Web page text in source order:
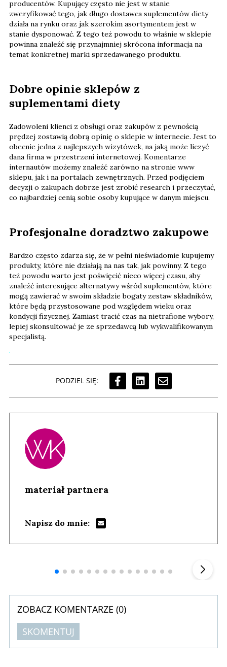
producentów. Kupujący często nie jest w stanie
zweryfikować tego, jak długo dostawca suplementów diety
działa na rynku oraz jak szerokim asortymentem jest w
stanie dysponować. Z tego też powodu to właśnie w sklepie
powinna znaleźć się przynajmniej skrócona informacja na
temat konkretnej marki sprzedawanego produktu.
Dobre opinie sklepów z
suplementami diety
Zadowoleni klienci z obsługi oraz zakupów z pewnością
prędzej zostawią dobrą opinię o sklepie w internecie. Jest to
obecnie jedna z najlepszych wizytówek, na jaką może liczyć
dana firma w przestrzeni internetowej. Komentarze
internautów możemy znaleźć zarówno na stronie www
sklepu, jak i na portalach zewnętrznych. Przed podjęciem
decyzji o zakupach dobrze jest zrobić research i przeczytać,
co najbardziej cenią sobie osoby kupujące w danym miejscu.
Profesjonalne doradztwo zakupowe
Bardzo często zdarza się, że w pełni nieświadomie kupujemy
produkty, które nie działają na nas tak, jak powinny. Z tego
też powodu warto jest poświęcić nieco więcej czasu, aby
znaleźć interesujące alternatywy wśród suplementów, które
mogą zawierać w swoim składzie bogaty zestaw składników,
które będą przystosowane pod względem wieku oraz
kondycji fizycznej. Zamiast tracić czas na nietrafione wybory,
lepiej skonsultować je ze sprzedawcą lub wykwalifikowanym
specjalistą.
PODZIEL SIĘ:
materiał partnera
Napisz do mnie:
Andrzej i Marta Sterniccy Marta i
ZOBACZ KOMENTARZE (0)
SKOMENTUJ